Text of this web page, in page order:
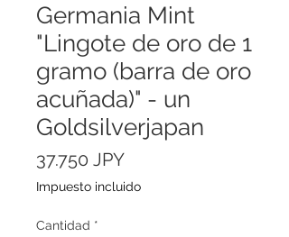
Germania Mint
"Lingote de oro de 1
gramo (barra de oro
acuñada)" - un
Goldsilverjapan
37.750 JPYPrecio
Impuesto incluido
Cantidad *